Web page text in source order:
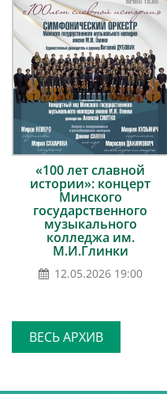
«100 лет славной
истории»: концерт
Минского
государственного
музыкального
колледжа им.
М.И.Глинки
12.05.2026 19:00
ВЕСЬ АРХИВ